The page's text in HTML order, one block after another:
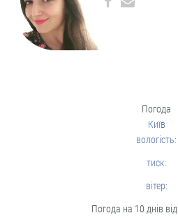
Погода
Київ
вологість:
тиск:
вітер:
Погода на 10 днів від